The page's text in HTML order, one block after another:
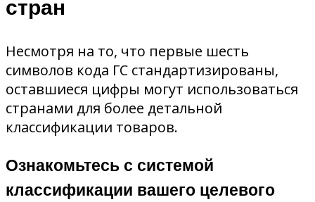
стран
Несмотря на то, что первые шесть
символов кода ГС стандартизированы,
оставшиеся цифры могут использоваться
странами для более детальной
классификации товаров.
Ознакомьтесь с системой
классификации вашего целевого